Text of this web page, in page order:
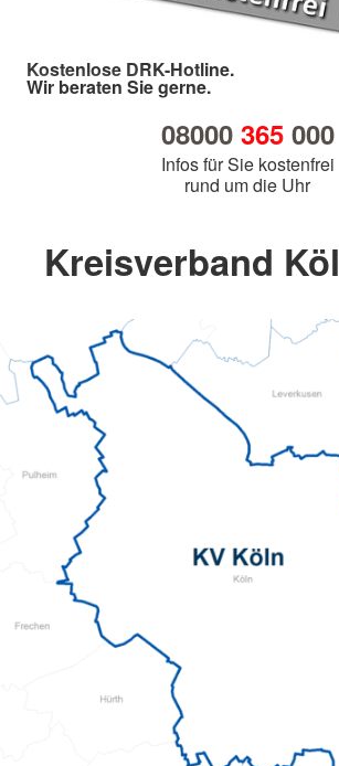
Kostenlose DRK-Hotline.
Wir beraten Sie gerne.
08000 365000
Infos für Sie kostenfrei
rund um die Uhr
Kreisverband